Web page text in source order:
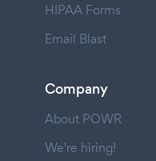
HIPAA Forms
Email Blast
Company
About POWR
We're hiring!